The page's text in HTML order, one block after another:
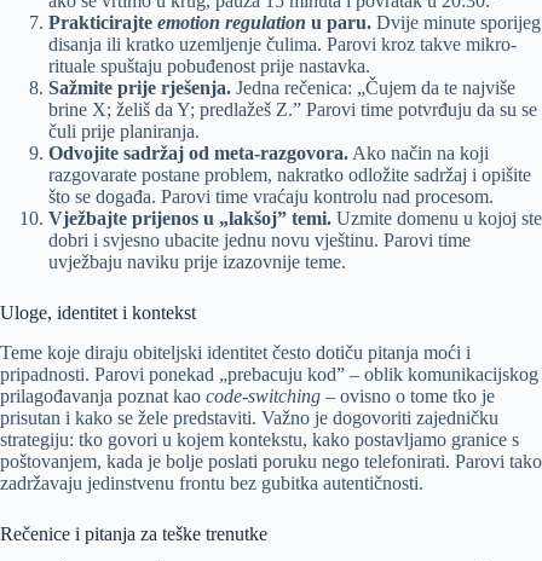
Prakticirajte emotion regulation u paru. Dvije minute sporijeg
disanja ili kratko uzemljenje čulima. Parovi kroz takve mikro-
rituale spuštaju pobuđenost prije nastavka.
Sažmite prije rješenja. Jedna rečenica: „Čujem da te najviše
brine X; želiš da Y; predlažeš Z.” Parovi time potvrđuju da su se
čuli prije planiranja.
Odvojite sadržaj od meta-razgovora. Ako način na koji
razgovarate postane problem, nakratko odložite sadržaj i opišite
što se događa. Parovi time vraćaju kontrolu nad procesom.
Vježbajte prijenos u „lakšoj” temi. Uzmite domenu u kojoj ste
dobri i svjesno ubacite jednu novu vještinu. Parovi time
uvježbaju naviku prije izazovnije teme.
Uloge, identitet i kontekst
Teme koje diraju obiteljski identitet često dotiču pitanja moći i
pripadnosti. Parovi ponekad „prebacuju kod” – oblik komunikacijskog
prilagođavanja poznat kao code-switching – ovisno o tome tko je
prisutan i kako se žele predstaviti. Važno je dogovoriti zajedničku
strategiju: tko govori u kojem kontekstu, kako postavljamo granice s
poštovanjem, kada je bolje poslati poruku nego telefonirati. Parovi tako
zadržavaju jedinstvenu frontu bez gubitka autentičnosti.
Rečenice i pitanja za teške trenutke